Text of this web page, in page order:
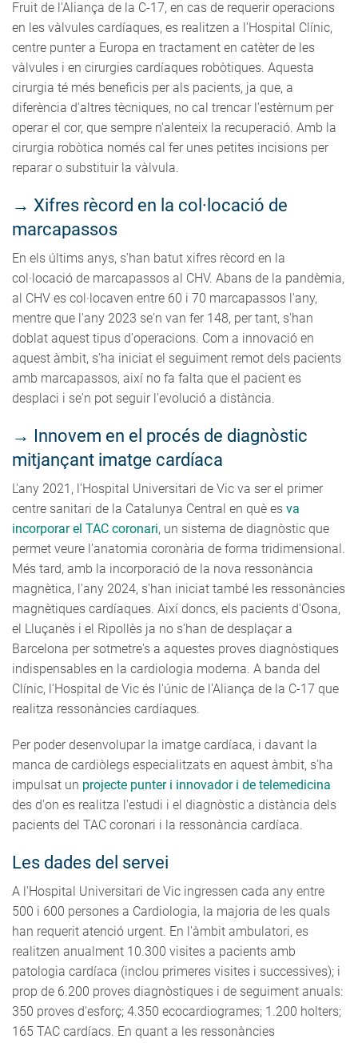
Fruit de l'Aliança de la C-17, en cas de requerir operacions
en les vàlvules cardíaques, es realitzen a l'Hospital Clínic,
centre punter a Europa en tractament en catèter de les
vàlvules i en cirurgies cardíaques robòtiques. Aquesta
cirurgia té més beneficis per als pacients, ja que, a
diferència d'altres tècniques, no cal trencar l'estèrnum per
operar el cor, que sempre n'alenteix la recuperació. Amb la
cirurgia robòtica només cal fer unes petites incisions per
reparar o substituir la vàlvula.
→ Xifres rècord en la col·locació de
marcapassos
En els últims anys, s'han batut xifres rècord en la
col·locació de marcapassos al CHV. Abans de la pandèmia,
al CHV es col·locaven entre 60 i 70 marcapassos l'any,
mentre que l'any 2023 se'n van fer 148, per tant, s'han
doblat aquest tipus d'operacions. Com a innovació en
aquest àmbit, s'ha iniciat el seguiment remot dels pacients
amb marcapassos, així no fa falta que el pacient es
desplaci i se'n pot seguir l'evolució a distància.
→
Innovem en el procés de diagnòstic
mitjançant imatge cardíaca
L'any 2021, l'Hospital Universitari de Vic va ser el primer
centre sanitari de la Catalunya Central en què es va
incorporar el TAC coronari, un sistema de diagnòstic que
permet veure l'anatomia coronària de forma tridimensional.
Més tard, amb la incorporació de la nova ressonància
magnètica, l'any 2024, s'han iniciat també les ressonàncies
magnètiques cardíaques. Així doncs, els pacients d'Osona,
el Lluçanès i el Ripollès ja no s'han de desplaçar a
Barcelona per sotmetre's a aquestes proves diagnòstiques
indispensables en la cardiologia moderna. A banda del
Clínic, l'Hospital de Vic és l'únic de l'Aliança de la C-17 que
realitza ressonàncies cardíaques.
Per poder desenvolupar la imatge cardíaca, i davant la
manca de cardiòlegs especialitzats en aquest àmbit, s'ha
impulsat un projecte punter i innovador i de telemedicina
des d'on es realitza l'estudi i el diagnòstic a distància dels
pacients del TAC coronari i la ressonància cardíaca.
Les dades del servei
A l'Hospital Universitari de Vic ingressen cada any entre
500 i 600 persones a Cardiologia, la majoria de les quals
han requerit atenció urgent. En l'àmbit ambulatori, es
realitzen anualment 10.300 visites a pacients amb
patologia cardíaca (inclou primeres visites i successives); i
prop de 6.200 proves diagnòstiques i de seguiment anuals:
350 proves d'esforç; 4.350 ecocardiogrames; 1.200 holters;
165 TAC cardíacs. En quant a les ressonàncies